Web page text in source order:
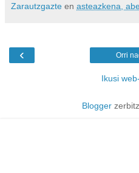
Zarautzgazte en asteazkena,
‹ Orri
Ikusi
Blogger